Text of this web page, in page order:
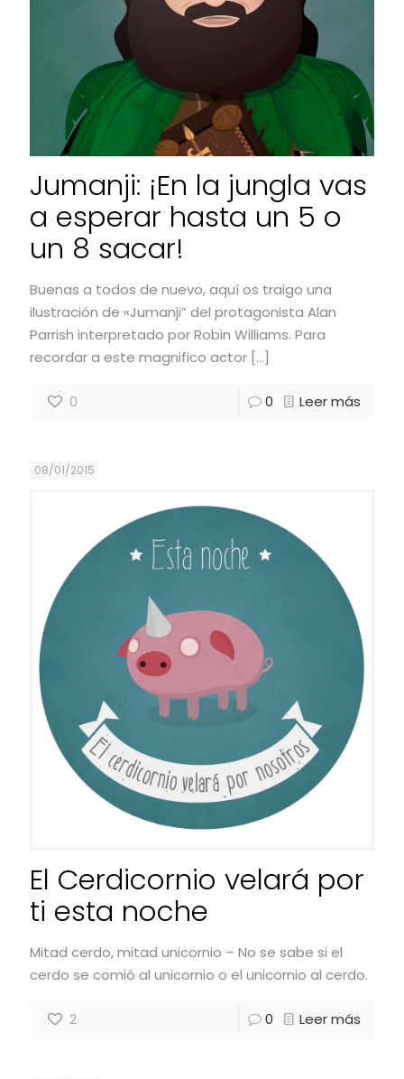
Jumanji: ¡En la jungla vas
a esperar hasta un 5 o
un 8 sacar!
Buenas a todos de nuevo, aquí os traigo una
ilustración de «Jumanji” del protagonista Alan
Parrish interpretado por Robin Williams. Para
recordar a este magnifico actor […]
0 0 Leer más
08/01/2015
El Cerdicornio velará por
ti esta noche
Mitad cerdo, mitad unicornio – No se sabe si el
cerdo se comió al unicornio o el unicornio al cerdo.
2 0 Leer más